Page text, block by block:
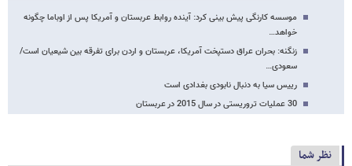
موسسه کارنگی پیش بینی کرد: آینده روابط عربستان و آمریکا پس از اوباما چگونه
خواهد…
زنگنه: بحران عراق دستپخت آمریکا، عربستان و اردن برای تفرقه بین شیعیان است/
سعودی…
رییس سیا به دنبال نابودی بغدادی است
30 عملیات تروریستی در سال 2015 در عربستان
نظر شما